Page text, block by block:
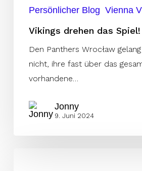
Persönlicher Blog Vienna
Vikings drehen das Spiel!
Den Panthers Wrocław
nicht, ihre fast über das
vorhandene…
Jonny
9. Juni 2024